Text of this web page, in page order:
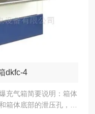
dkfc-4
充气箱简要说明：箱体
箱体底部的泄压孔，确